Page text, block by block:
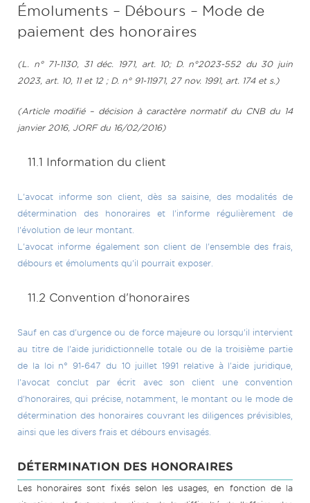
Émoluments – Débours – Mode de
paiement des honoraires
(L. n° 71-1130, 31 déc. 1971, art. 10; D. n°2023-552 du 30 juin
2023, art. 10, 11 et 12 ; D. n° 91-11971, 27 nov. 1991, art. 174 et s.)
(Article modifié – décision à caractère normatif du CNB du 14
janvier 2016, JORF du 16/02/2016)
11.1 Information du client
L'avocat informe son client, dès sa saisine, des modalités de
détermination des honoraires et l'informe régulièrement de
l'évolution de leur montant.
L'avocat informe également son client de l'ensemble des frais,
débours et émoluments qu'il pourrait exposer.
11.2 Convention d'honoraires
Sauf en cas d'urgence ou de force majeure ou lorsqu'il intervient
au titre de l'aide juridictionnelle totale ou de la troisième partie
de la loi n° 91-647 du 10 juillet 1991 relative à l'aide juridique,
l'avocat conclut par écrit avec son client une convention
d'honoraires, qui précise, notamment, le montant ou le mode de
détermination des honoraires couvrant les diligences prévisibles,
ainsi que les divers frais et débours envisagés.
DÉTERMINATION DES HONORAIRES
Les honoraires sont fixés selon les usages, en fonction de la